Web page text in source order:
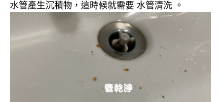
水管產生沉積物，這時候就需要 水管清洗 。